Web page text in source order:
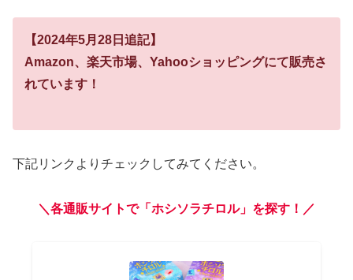
【2024年5月28日追記】
Amazon、楽天市場、Yahooショッピングにて販売さ
れています！
下記リンクよりチェックしてみてください。
＼各通販サイトで「ホシソラチロル」を探す！／